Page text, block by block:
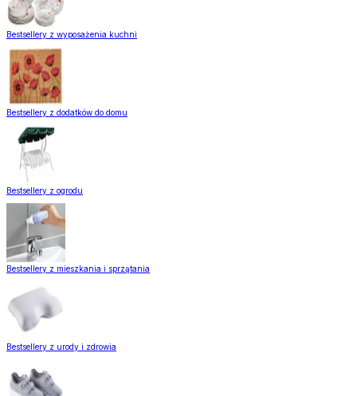
Bestsellery z wyposażenia kuchni
Bestsellery z dodatków do domu
Bestsellery z ogrodu
Bestsellery z mieszkania i sprzątania
Bestsellery z urody i zdrowia